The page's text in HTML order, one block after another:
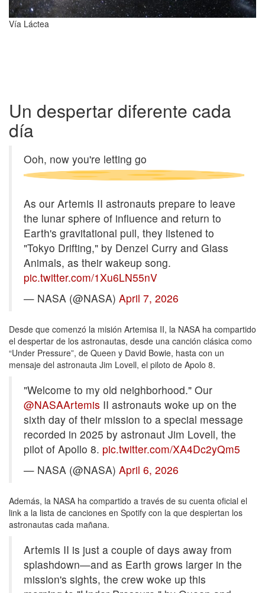
Vía Láctea
Un despertar diferente cada
día
Ooh, now you're letting go
As our Artemis II astronauts prepare to leave
the lunar sphere of influence and return to
Earth's gravitational pull, they listened to
"Tokyo Drifting," by Denzel Curry and Glass
Animals, as their wakeup song.
pic.twitter.com/1Xu6LN55nV
— NASA (@NASA) April 7, 2026
Desde que comenzó la misión Artemisa II, la NASA ha compartido
el despertar de los astronautas, desde una canción clásica como
“Under Pressure”, de Queen y David Bowie, hasta con un
mensaje del astronauta Jim Lovell, el piloto de Apolo 8.
"Welcome to my old neighborhood." Our
@NASAArtemis II astronauts woke up on the
sixth day of their mission to a special message
recorded in 2025 by astronaut Jim Lovell, the
pilot of Apollo 8. pic.twitter.com/XA4Dc2yQm5
— NASA (@NASA) April 6, 2026
Además, la NASA ha compartido a través de su cuenta oficial el
link a la lista de canciones en Spotify con la que despiertan los
astronautas cada mañana.
Artemis II is just a couple of days away from
splashdown—and as Earth grows larger in the
mission's sights, the crew woke up this